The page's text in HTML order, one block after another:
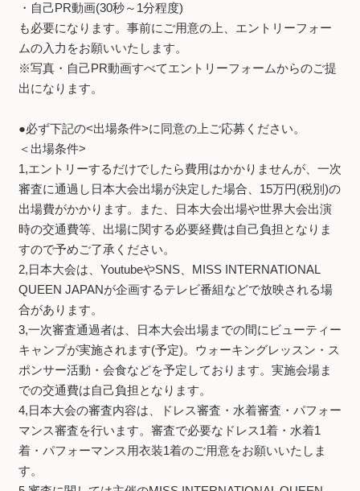
・自己PR動画(30秒～1分程度)
も必要になります。事前にご用意の上、エントリーフォー
ムの入力をお願いいたします。
※写真・自己PR動画すべてエントリーフォームからのご提
出になります。
●必ず下記の<出場条件>に同意の上ご応募ください。
＜出場条件>
1,エントリーするだけでしたら費用はかかりませんが、一次
審査に通過し日本大会出場が決定した場合、15万円(税別)の
出場費がかかります。また、日本大会出場や世界大会出演
時の交通費等、出場に関する必要経費は自己負担となりま
すので予めご了承ください。
2,日本大会は、YoutubeやSNS、MISS INTERNATIONAL
QUEEN JAPANが企画するテレビ番組などで放映される場
合があります。
3,一次審査通過者は、日本大会出場までの間にビューティー
キャンプが実施されます(予定)。ウォーキングレッスン・ス
ポンサー活動・会食などを予定しております。実施会場ま
での交通費は自己負担となります。
4,日本大会の審査内容は、ドレス審査・水着審査・パフォー
マンス審査を行います。審査で必要なドレス1着・水着1
着・パフォーマンス用衣装1着のご用意をお願いいたしま
す。